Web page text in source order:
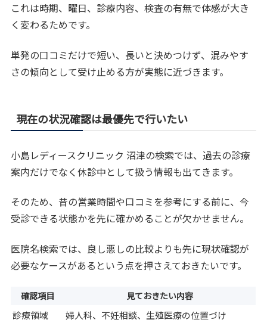
これは時期、曜日、診療内容、検査の有無で体感が大き
く変わるためです。
単発の口コミだけで短い、長いと決めつけず、混みやす
さの傾向として受け止める方が実態に近づきます。
現在の状況確認は最優先で行いたい
小島レディースクリニック 沼津の検索では、過去の診療
案内だけでなく休診中として扱う情報も出てきます。
そのため、昔の営業時間や口コミを参考にする前に、今
受診できる状態かを先に確かめることが欠かせません。
医院名検索では、良し悪しの比較よりも先に現状確認が
必要なケースがあるという点を押さえておきたいです。
確認項目 見ておきたい内容
診療領域
婦人科、不妊相談、生殖医療の位置づけ